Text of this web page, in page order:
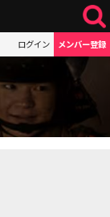
ログイン メンバー登録